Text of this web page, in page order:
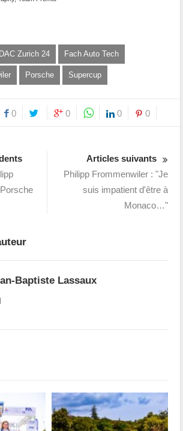
Zurich 24 Fach Auto Tech
Porsche Supercup
0 0 0 0
Articles suivants
Philipp Frommenwiler : "Je
suis impatient d'être à
Monaco…"
Baptiste Lassaux